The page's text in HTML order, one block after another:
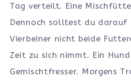
Tag verteilt. Eine
Dennoch solltest du darauf
Vierbeiner nicht beide
Zeit zu sich nimmt. Ein
Gemischtfresser. Morgens